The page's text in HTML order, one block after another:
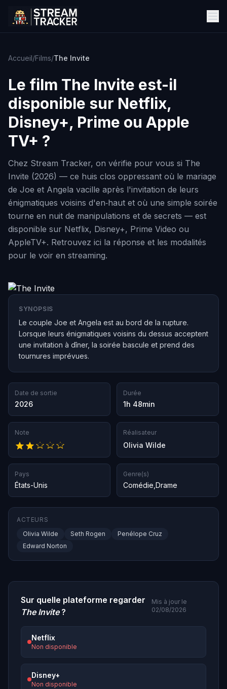
Accueil/Films/The Invite
Le film The Invite est-il
disponible sur Netflix,
Disney+, Prime ou Apple
TV+ ?
Chez Stream Tracker, on vérifie pour vous si The
Invite (2026) — ce huis clos oppressant où le mariage
de Joe et Angela vacille après l'invitation de leurs
énigmatiques voisins d'en‑haut et où une simple soirée
tourne en nuit de manipulations et de secrets — est
disponible sur Netflix, Disney+, Prime Video ou
AppleTV+. Retrouvez ici la réponse et les modalités
pour le voir en streaming.
SYNOPSIS
Le couple Joe et Angela est au bord de la rupture.
Lorsque leurs énigmatiques voisins du dessus acceptent
une invitation à dîner, la soirée bascule et prend des
tournures imprévues.
Date de sortie
2026
Durée
1h 48min
Note Réalisateur
Olivia Wilde
Pays
États-Unis
Genre(s)
Comédie Drame
ACTEURS
Olivia Wilde
Seth Rogen
Penélope Cruz
Edward Norton
Sur quelle plateforme regarder
The Invite?
Mis à jour le
02/08/2026
Netflix
Non disponible
Disney+
Non disponible